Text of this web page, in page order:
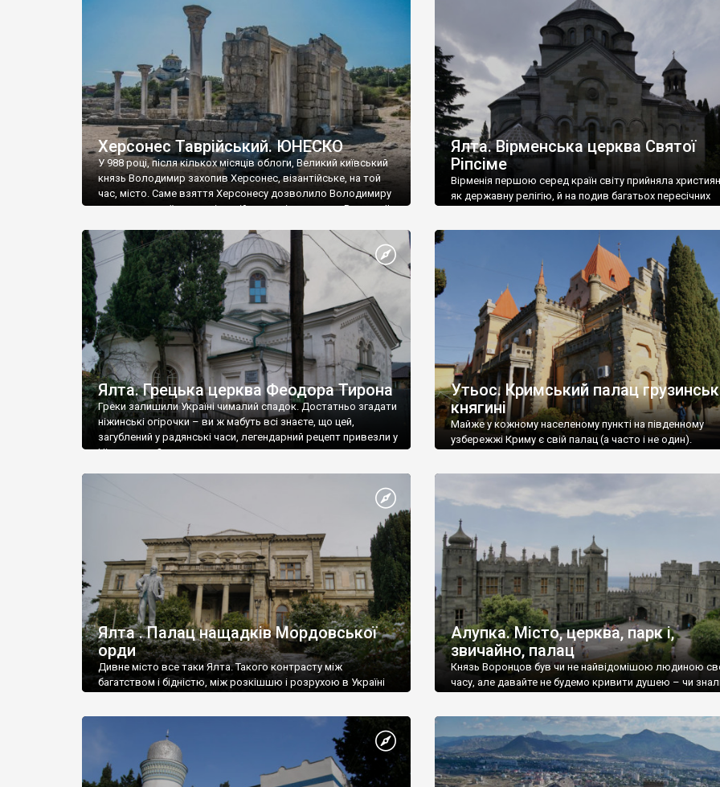
візантійської доби. Раритети викрадені з фондів об’єкту
культурної спадщини ЮНЕСКО «Херсонеса Таврійського».
Офіційно – на виставку «Золото Візантії», але експерти та
влада в Україні вважають це лише […]
називаються «повстяками» (postaki)…” “Вино. Крим
виробляє відмінне вино і його вдосталь: воно все
легке біле і дуже […]
Херсонес Таврійський. ЮНЕСКО
У 988 році, після кількох місяців облоги, Великий київський
князь Володимир захопив Херсонес, візантійське, на той
час, місто. Саме взяття Херсонесу дозволило Володимиру
диктувати свої умови візантійському імператору Василю ІІ,
Херсонесі Володимир-язичник, став Василем-
християнином. А потім було Хрещення Русі. На честь
Херсонесу Таврійського названо місто […]
Ялта. Вірменська церква Святої
Ріпсіме
Вірменія першою серед країн світу прийняла
як державну релігію, й на подив багатьох пересічних
Ялта. Грецька церква Феодора Тирона
Греки залишили Україні чималий спадок. Достатньо згадати
ніжинські огірочки – ви ж мабуть всі знаєте, що цей,
загублений у радянські часи, легендарний рецепт привезли у
Ніжин греки?
Утьос. Кримський палац
княгині
Майже у кожному населеному пункті на південному
узбережжі Криму є свій палац (а часто і не один).
Ялта . Палац нащадків Мордовської
орди
Дивне місто все таки Ялта. Такого контрасту між
багатством і бідністю, між розкішшю і розрухою в Україні
Алупка. Місто, церква, парк і,
звичайно, палац
Князь Воронцов був чи не найвідомішою людиною
часу, але давайте не будемо кривити душею – чи